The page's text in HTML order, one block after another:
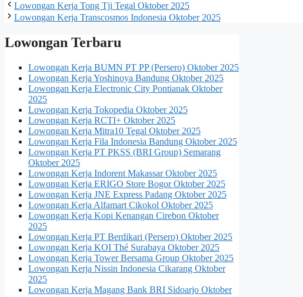
Lowongan Kerja Tong Tji Tegal Oktober 2025
Lowongan Kerja Transcosmos Indonesia Oktober 2025
Lowongan Terbaru
Lowongan Kerja BUMN PT PP (Persero) Oktober 2025
Lowongan Kerja Yoshinoya Bandung Oktober 2025
Lowongan Kerja Electronic City Pontianak Oktober
2025
Lowongan Kerja Tokopedia Oktober 2025
Lowongan Kerja RCTI+ Oktober 2025
Lowongan Kerja Mitra10 Tegal Oktober 2025
Lowongan Kerja Fila Indonesia Bandung Oktober 2025
Lowongan Kerja PT PKSS (BRI Group) Semarang
Oktober 2025
Lowongan Kerja Indorent Makassar Oktober 2025
Lowongan Kerja ERIGO Store Bogor Oktober 2025
Lowongan Kerja JNE Express Padang Oktober 2025
Lowongan Kerja Alfamart Cikokol Oktober 2025
Lowongan Kerja Kopi Kenangan Cirebon Oktober
2025
Lowongan Kerja PT Berdikari (Persero) Oktober 2025
Lowongan Kerja KOI Thé Surabaya Oktober 2025
Lowongan Kerja Tower Bersama Group Oktober 2025
Lowongan Kerja Nissin Indonesia Cikarang Oktober
2025
Lowongan Kerja Magang Bank BRI Sidoarjo Oktober